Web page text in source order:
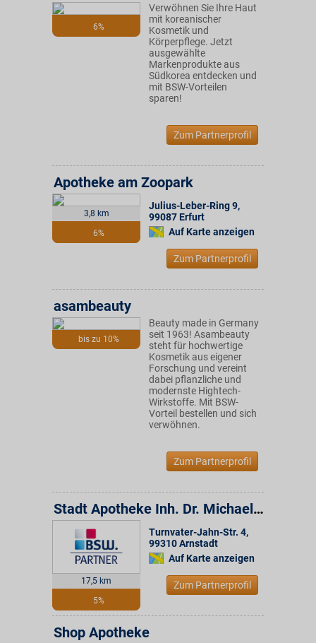
6%
Verwöhnen Sie Ihre Haut
mit koreanischer
Kosmetik und
Körperpflege. Jetzt
ausgewählte
Markenprodukte aus
Südkorea entdecken und
mit BSW-Vorteilen
sparen!
Zum Partnerprofil
3,8 km
6%
Apotheke am Zoopark
Julius-Leber-Ring 9,
99087 Erfurt
Auf Karte anzeigen
Zum Partnerprofil
bis zu 10%
asambeauty
Beauty made in Germany
seit 1963! Asambeauty
steht für hochwertige
Kosmetik aus eigener
Forschung und vereint
dabei pflanzliche und
modernste Hightech-
Wirkstoffe. Mit BSW-
Vorteil bestellen und sich
verwöhnen.
Zum Partnerprofil
17,5 km
5%
Stadt Apotheke Inh. Dr. Michael Patenge e.K.
Turnvater-Jahn-Str. 4,
99310Arnstadt
Auf Karte anzeigen
Zum Partnerprofil
Shop Apotheke